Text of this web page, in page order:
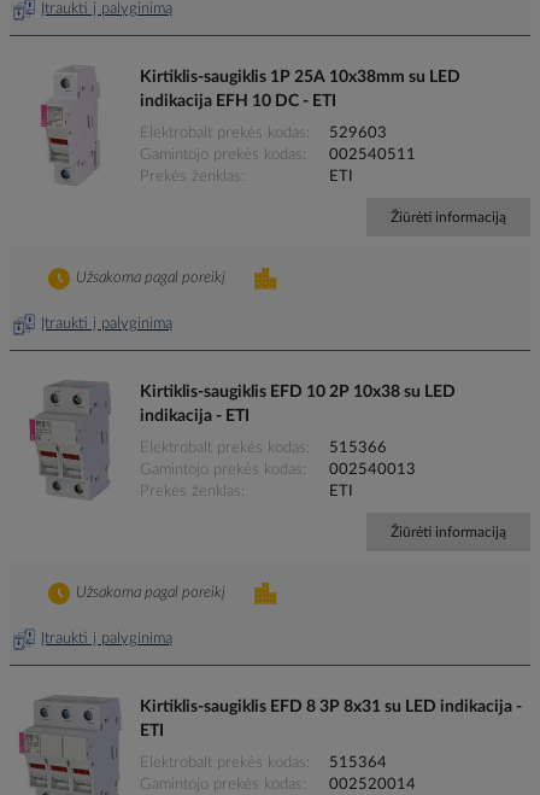
Įtraukti į palyginimą
Kirtiklis-saugiklis 1P 25A 10x38mm su LED
indikacija EFH 10 DC - ETI
Elektrobalt prekės kodas
529603
Gamintojo prekės kodas
002540511
Prekės ženklas
ETI
Žiūrėti informaciją
Įtraukti į palyginimą
Užsakoma pagal poreikį
Kirtiklis-saugiklis EFD 10 2P 10x38 su LED
indikacija - ETI
Elektrobalt prekės kodas
515366
Gamintojo prekės kodas
002540013
Prekės ženklas
ETI
Žiūrėti informaciją
Įtraukti į palyginimą
Užsakoma pagal poreikį
Kirtiklis-saugiklis EFD 8 3P 8x31 su LED indikacija -
ETI
Elektrobalt prekės kodas
515364
Gamintojo prekės kodas
002520014